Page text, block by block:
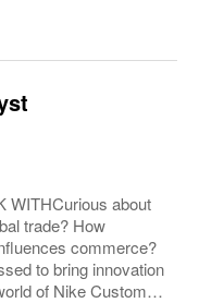
WITHCurious about
trade? How
commerce?
to bring innovation
of Nike Customs -